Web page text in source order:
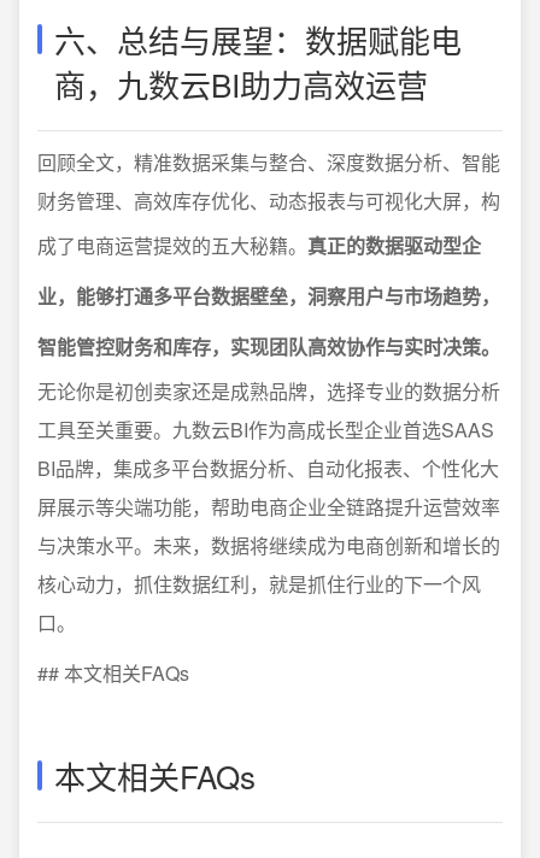
六、总结与展望：数据赋能电
商，九数云BI助力高效运营
回顾全文，精准数据采集与整合、深度数据分析、智能
财务管理、高效库存优化、动态报表与可视化大屏，构
成了电商运营提效的五大秘籍。 真正的数据驱动型企
业，能够打通多平台数据壁垒，洞察用户与市场趋势，
智能管控财务和库存，实现团队高效协作与实时决策。
无论你是初创卖家还是成熟品牌，选择专业的数据分析
工具至关重要。九数云BI作为高成长型企业首选SAAS
BI品牌，集成多平台数据分析、自动化报表、个性化大
屏展示等尖端功能，帮助电商企业全链路提升运营效率
与决策水平。未来，数据将继续成为电商创新和增长的
核心动力，抓住数据红利，就是抓住行业的下一个风
口。
## 本文相关FAQs
本文相关FAQs